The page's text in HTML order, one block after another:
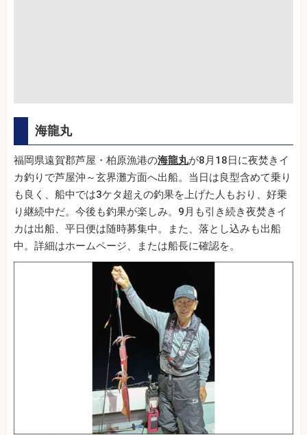
海龍丸
福岡県遠賀郡芦屋・柏原漁港の海龍丸が8月18日に夜焚きイ
カ釣りで芦屋沖～玄界灘方面へ出船。当日は良型含めて乗り
も良く、船中では3ケタ超えの釣果を上げた人もおり、好乗
り継続中だ。今後も釣果が楽しみ。9月も引き続き夜焚きイ
カは出船、平日便は随時募集中。また、落とし込みも出船
中。詳細はホームページ、または船長に確認を。